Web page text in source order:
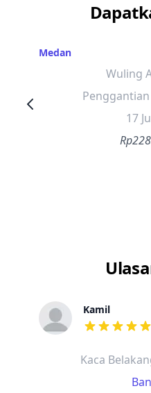
Medan
Wuling
17
Kamil
dari ulasan
Kaca